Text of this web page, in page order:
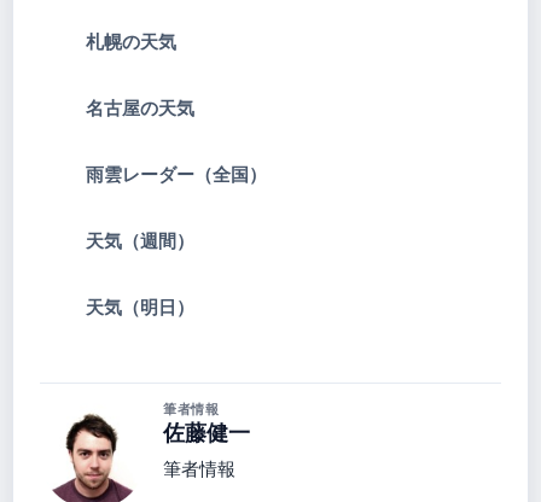
札幌の天気
名古屋の天気
雨雲レーダー（全国）
天気（週間）
天気（明日）
筆者情報
佐藤健一
筆者情報